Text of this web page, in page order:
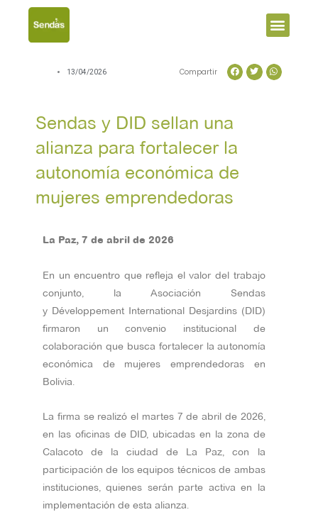
Menu
13/04/2026 Compartir
Sendas y DID sellan una
alianza para fortalecer la
autonomía económica de
mujeres emprendedoras
La Paz, 7 de abril de 2026
En un encuentro que refleja el valor del trabajo
conjunto, la Asociación Sendas
y Développement International Desjardins (DID)
firmaron un convenio institucional de
colaboración que busca fortalecer la autonomía
económica de mujeres emprendedoras en
Bolivia.
La firma se realizó el martes 7 de abril de 2026,
en las oficinas de DID, ubicadas en la zona de
Calacoto de la ciudad de La Paz, con la
participación de los equipos técnicos de ambas
instituciones, quienes serán parte activa en la
implementación de esta alianza.